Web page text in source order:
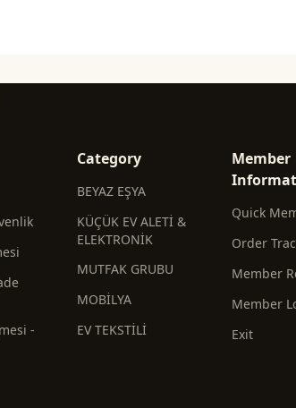
-
Category
BEYAZ EŞYA
KÜÇÜK EV ALETİ &
ELEKTRONİK
MUTFAK GRUBU
MOBİLYA
EV TEKSTİLİ
Member
Quick
Order
Member
Member
Exit